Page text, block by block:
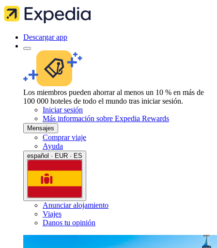
Descargar app
Los miembros pueden ahorrar al menos un 10 % en más de
100 000 hoteles de todo el mundo tras iniciar sesión.
Iniciar sesión
Más información sobre Expedia Rewards
Mensajes
Comprar viaje
Ayuda
español · EUR · ES
Anunciar alojamiento
Viajes
Danos tu opinión